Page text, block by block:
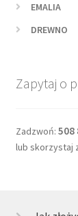
EMALIA
DREWNO
Zapytaj o
Zadzwoń: 508
lub skorzystaj